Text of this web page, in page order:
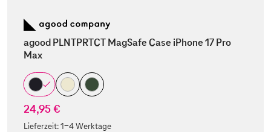
agood PLNTPRTCT MagSafe Case iPhone 17 Pro
Max
24,95 €
Lieferzeit:1-4 Werktage